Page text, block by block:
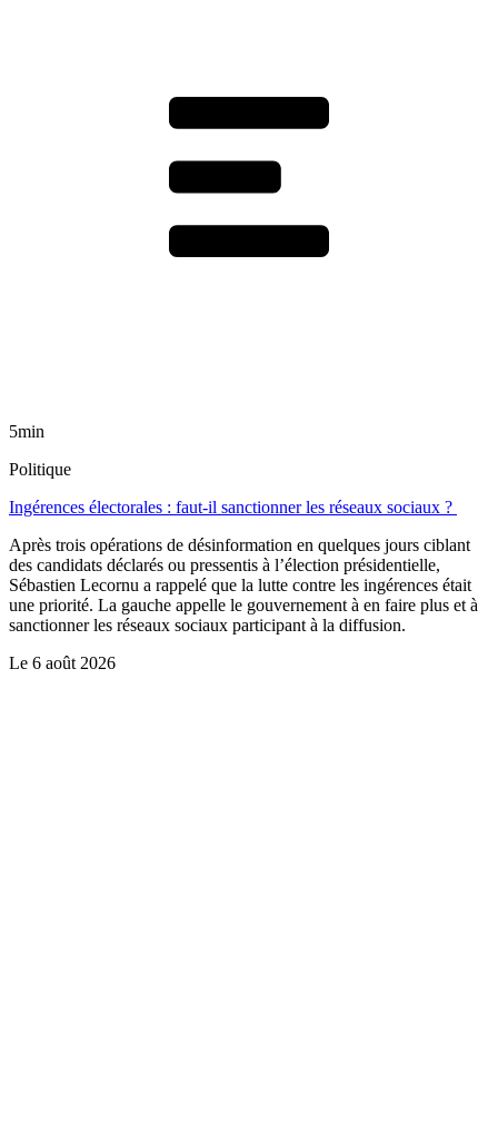
5min
Politique
Ingérences électorales : faut-il sanctionner les réseaux sociaux ?
Après trois opérations de désinformation en quelques jours ciblant
des candidats déclarés ou pressentis à l’élection présidentielle,
Sébastien Lecornu a rappelé que la lutte contre les ingérences était
une priorité. La gauche appelle le gouvernement à en faire plus et à
sanctionner les réseaux sociaux participant à la diffusion.
Le 6 août 2026